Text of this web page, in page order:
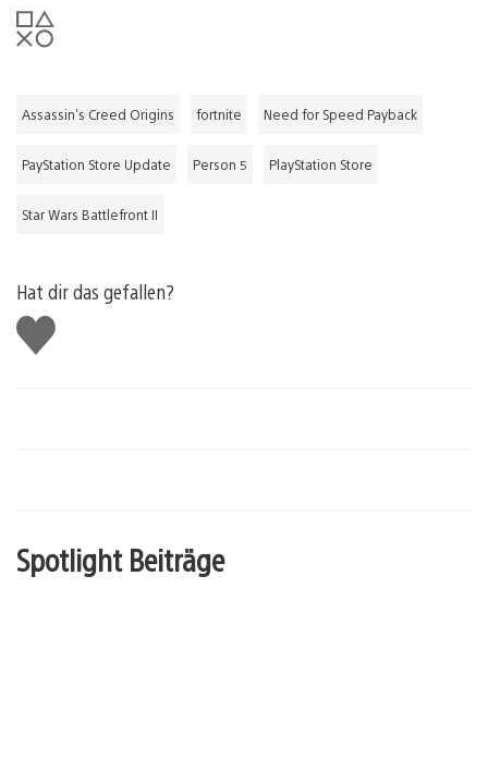
Assassin's Creed Origins fortnite Need for Speed Payback
PayStation Store Update Person 5 PlayStation Store
Star Wars Battlefront II
Hat dir das gefallen?
Gefällt
mir
Spotlight Beiträge